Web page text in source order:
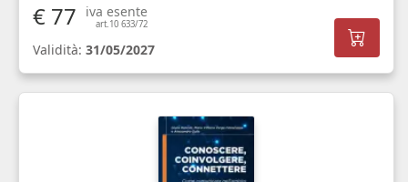
€ 77 iva esente
art.10 633/72
Validità: 31/05/2027